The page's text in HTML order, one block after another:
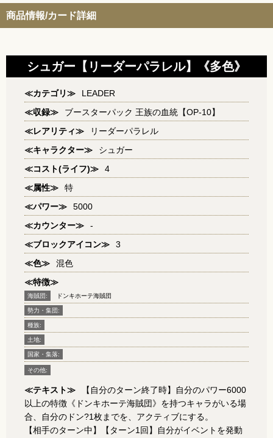
商品情報/カード詳細
シュガー【リーダーパラレル】《多色》
≪カテゴリ≫
LEADER
≪収録≫
ブースターパック 王族の血統【OP-10】
≪レアリティ≫
リーダーパラレル
≪キャラクター≫
シュガー
≪コスト(ライフ)≫
4
≪属性≫
特
≪パワー≫
5000
≪カウンター≫
-
≪ブロックアイコン≫
3
≪色≫
混色
≪特徴≫
海賊団: ドンキホーテ海賊団
勢力・集団:
種族:
土地:
国家・集落:
その他:
≪テキスト≫
【自分のターン終了時】自分のパワー6000
以上の特徴《ドンキホーテ海賊団》を持つキャラがいる場
合、自分のドン?1枚までを、アクティブにする。
【相手のターン中】【ターン1回】自分がイベントを発動